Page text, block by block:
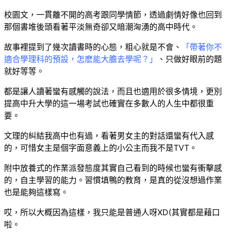
校園文，一貫離不開的高考跟同學情節，透過劇情好像也回到
那個書堆後頭看著平淡無奇卻又暗潮洶湧的高中時代。
故事裡提到了幾次讀書時的心態，粗心就是不會、
「帶著你不
適合學理科的預設，怎麽能大膽去學呢？」
、只做好眼前的題
就好等等。
都是讓人讀著蠻有感觸的說法，而且也適用於很多情境，更別
提高中升大學的這一場考試也確實在多數人的人生中都很重
要。
文理的糾結我高中也有過，看著男女主的對話還蠻有代入感
的，可惜女主是個字面意義上的小公主而我不是TVT。
附中放養式的作業派發態度其實自己看到的時候也蠻有衝擊感
的，自主學習的能力。習慣填鴨的教育，是真的從沒想過作業
也是能夠這樣寫。
哎，所以大概因為這樣，我只能是普通人呀XD(其實都是藉口
啦。